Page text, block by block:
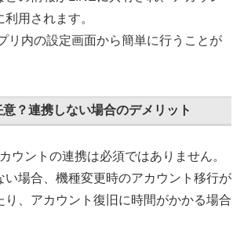
利用されます。
リ内の設定画面から簡単に行うことが
？連携しない場合のデメリット
ウントの連携は必須ではありません。
い場合、機種変更時のアカウント移行が
り、アカウント復旧に時間がかかる場合